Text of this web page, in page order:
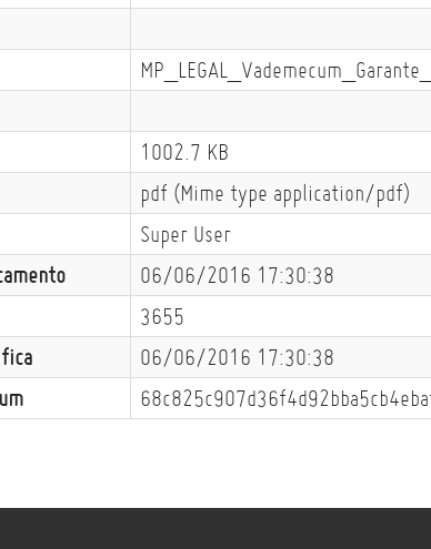
1002.7 KB
pdf (Mime type application/pdf)
Super User
06/06/2016 17:30:38
3655
06/06/2016 17:30:38